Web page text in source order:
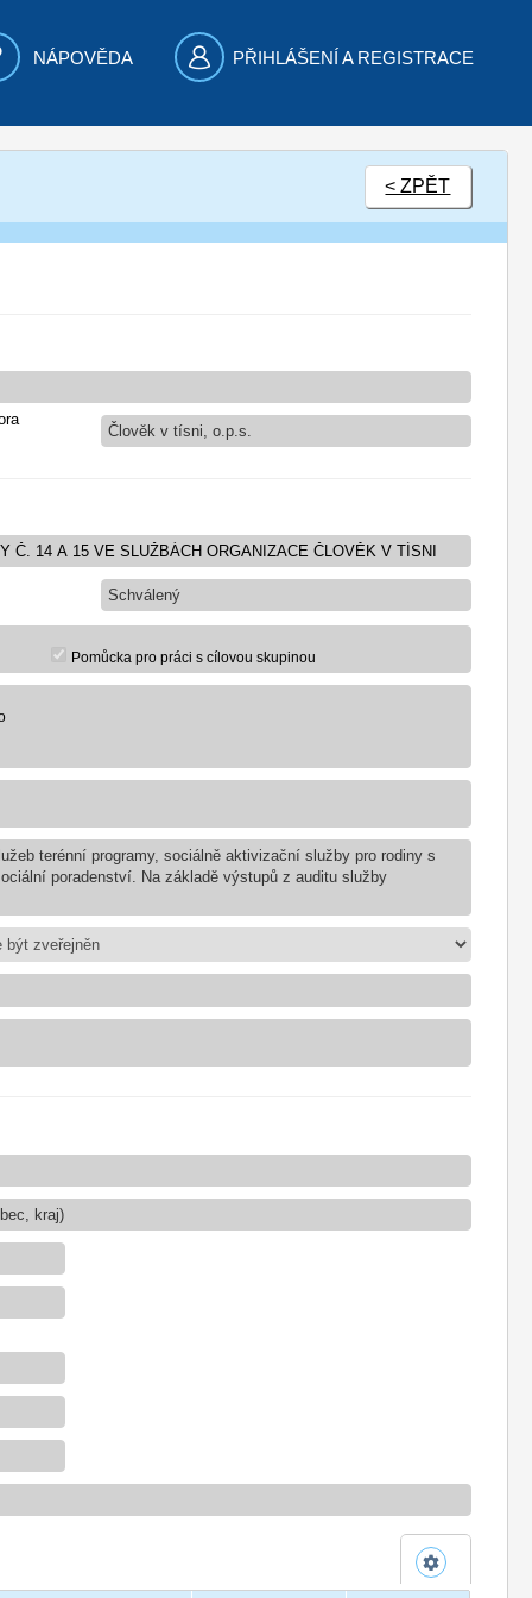
NÁPOVĚDA PŘIHLÁŠENÍ A REGISTRACE
< ZPĚT
Člověk v tísni, o.p.s.
Schválený
Pomůcka pro práci s cílovou skupinou
terénní programy, sociálně aktivizační služby pro rodiny s
poradenství. Na základě výstupů z auditu služby
kraj)